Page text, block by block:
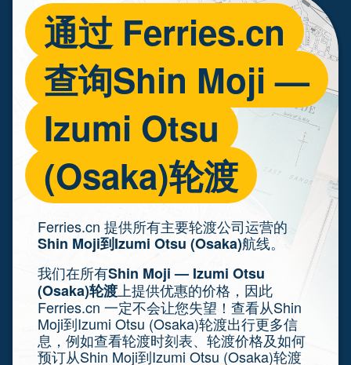
通过 Ferries.cn
查询Shin Moji —
Izumi Otsu
(Osaka)轮渡
Ferries.cn 提供所有主要轮渡公司运营的
Shin Moji到Izumi Otsu (Osaka)航线。
我们在所有Shin Moji — Izumi Otsu
(Osaka)轮渡 上提供优惠的价格，因此
Ferries.cn 一定不会让您失望！查看从Shin
Moji到Izumi Otsu (Osaka)轮渡出行更多信
息，例如查看轮渡时刻表、轮渡价格及如何
预订从Shin Moji到Izumi Otsu (Osaka)轮渡